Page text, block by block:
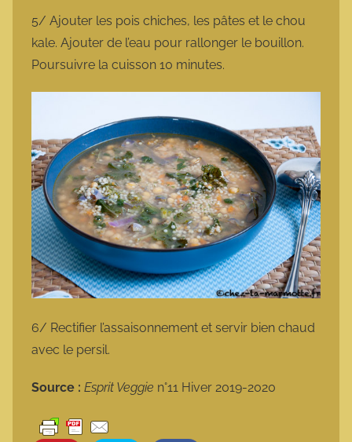
5/ Ajouter les pois chiches, les pâtes et le chou
kale. Ajouter de l’eau pour rallonger le bouillon.
Poursuivre la cuisson 10 minutes.
6/ Rectifier l’assaisonnement et servir bien chaud
avec le persil.
Source : Esprit Veggie n°11 Hiver 2019-2020